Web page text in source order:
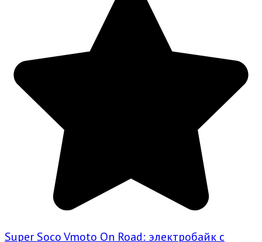
Super Soco Vmoto On Road: электробайк с